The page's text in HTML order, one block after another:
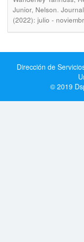
Junior, Nelson.
(2022): julio -
Dirección de
© 2019